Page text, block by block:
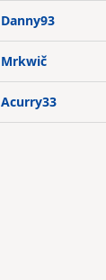
Danny93
Mrkwič
Acurry33